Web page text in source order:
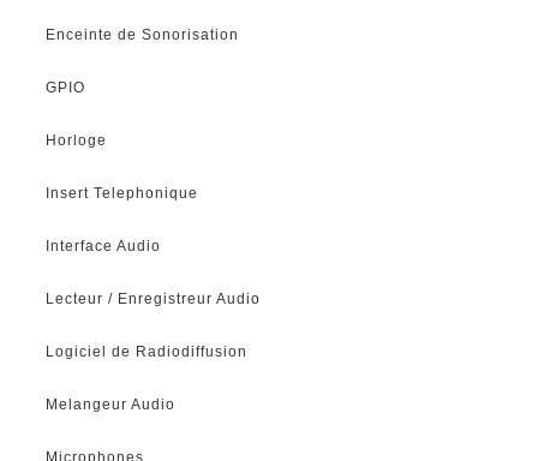
Enceinte de Sonorisation
GPIO
Horloge
Insert Telephonique
Interface Audio
Lecteur / Enregistreur Audio
Logiciel de Radiodiffusion
Melangeur Audio
Microphones